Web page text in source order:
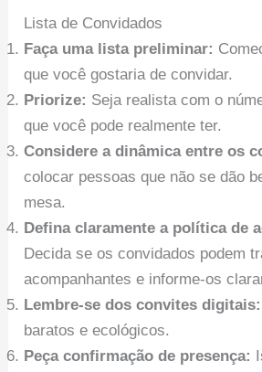
Lista de Convidados
Faça uma lista preliminar:
que você gostaria de convidar.
Priorize: Seja realista com o
que você pode realmente ter.
Considere a dinâmica entre os
colocar pessoas que não se dão
mesa.
Defina claramente a política de
Decida se os convidados podem
acompanhantes e informe-os
Lembre-se dos convites digitais:
baratos e ecológicos.
Peça confirmação de presença: